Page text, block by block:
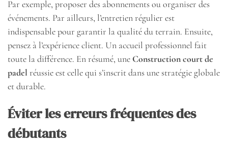
Par exemple, proposer des abonnements ou organiser des
événements. Par ailleurs, l’entretien régulier est
indispensable pour garantir la qualité du terrain. Ensuite,
pensez à l’expérience client. Un accueil professionnel fait
toute la différence. En résumé, une Construction court de
padel réussie est celle qui s’inscrit dans une stratégie globale
et durable.
Éviter les erreurs fréquentes des
débutants